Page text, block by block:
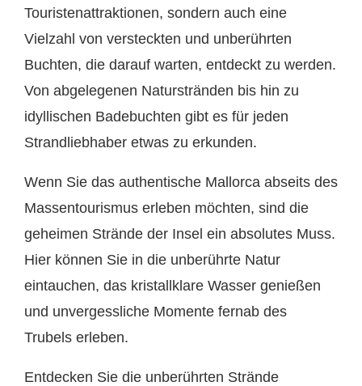
Touristenattraktionen, sondern auch eine
Vielzahl von versteckten und unberührten
Buchten, die darauf warten, entdeckt zu werden.
Von abgelegenen Naturstränden bis hin zu
idyllischen Badebuchten gibt es für jeden
Strandliebhaber etwas zu erkunden.
Wenn Sie das authentische Mallorca abseits des
Massentourismus erleben möchten, sind die
geheimen Strände der Insel ein absolutes Muss.
Hier können Sie in die unberührte Natur
eintauchen, das kristallklare Wasser genießen
und unvergessliche Momente fernab des
Trubels erleben.
Entdecken Sie die unberührten Strände